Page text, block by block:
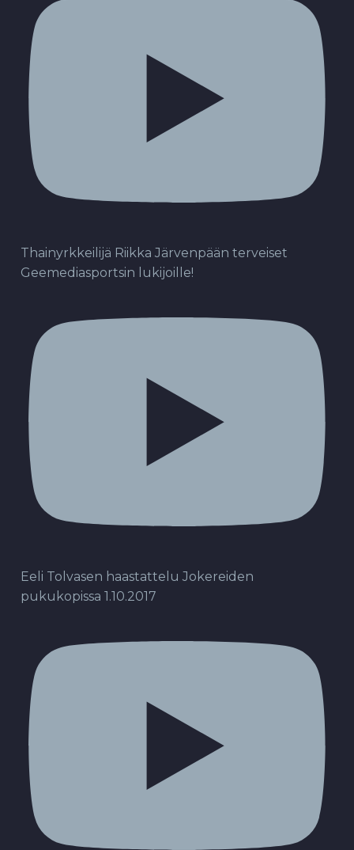
Thainyrkkeilijä Riikka Järvenpään terveiset
Geemediasportsin lukijoille!
Eeli Tolvasen haastattelu Jokereiden
pukukopissa 1.10.2017